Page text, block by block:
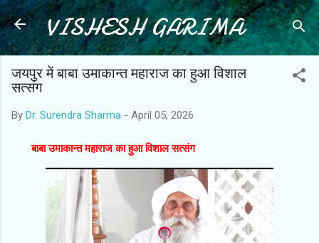
Skip to main content
VISHESH GARIMA
जयपुर में बाबा उमाकान्त महाराज का हुआ विशाल
सत्संग
By Dr. Surendra Sharma - April 05, 2026
बाबा उमाकान्त महाराज का हुआ विशाल सत्संग